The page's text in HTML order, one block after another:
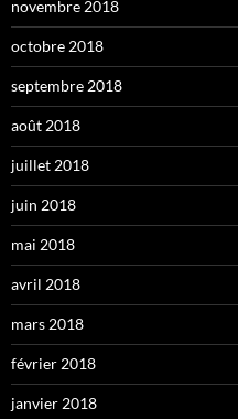
novembre 2018
octobre 2018
septembre 2018
août 2018
juillet 2018
juin 2018
mai 2018
avril 2018
mars 2018
février 2018
janvier 2018